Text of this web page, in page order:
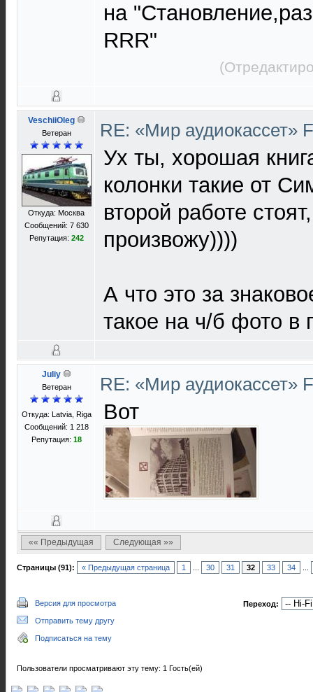
на
RRR"
VeschiiOleg
Ветеран
Откуда: Москва
Сообщений: 7 630
Репутация: 242
RE: «Мир аудиокассет»
Ух ты, хорошая
колонки такие от
второй работе
произвожу))))
А что это за
такое на ч/б фото в
Juliy
Ветеран
Откуда: Latvia, Riga
Сообщений: 1 218
Репутация: 18
RE: «Мир аудиокассет»
Вот
«« Предыдущая Следующая »»
Страницы (91): « Предыдущая страница 1 30 31 32 33 34
Версия для просмотра
Отправить тему другу
Подписаться на тему
Переход:
Пользователи просматривают эту тему: 1 Гость(ей)